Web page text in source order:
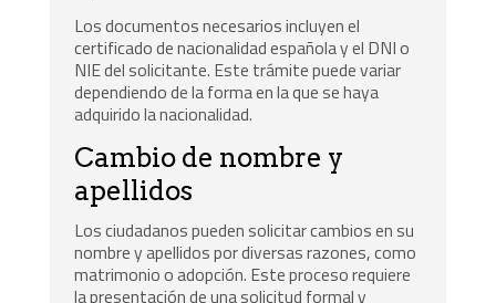
Los documentos necesarios incluyen el
certificado de nacionalidad española y el DNI o
NIE del solicitante. Este trámite puede variar
dependiendo de la forma en la que se haya
adquirido la nacionalidad.
Cambio de nombre y
apellidos
Los ciudadanos pueden solicitar cambios en su
nombre y apellidos por diversas razones, como
matrimonio o adopción. Este proceso requiere
la presentación de una solicitud formal y